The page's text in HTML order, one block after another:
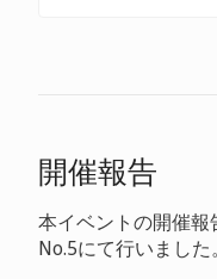
開催報告
本イベントの開催報
No.5にて行いました。